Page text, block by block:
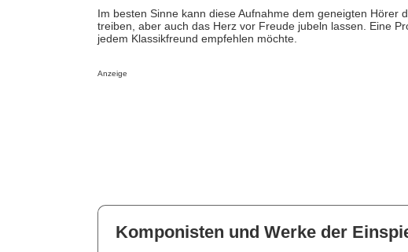
Im besten Sinne kann diese Aufnahme dem geneigten Hörer
treiben, aber auch das Herz vor Freude jubeln lassen. Eine
jedem Klassikfreund empfehlen möchte.
Anzeige
Komponisten und Werke der